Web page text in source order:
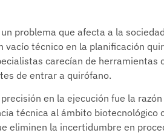
problema que afecta a la
técnico en la planificación
carecían de herramientas
de entrar a quirófano.
en la ejecución fue la
técnica al ámbito biotecnológico
eliminen la incertidumbre en